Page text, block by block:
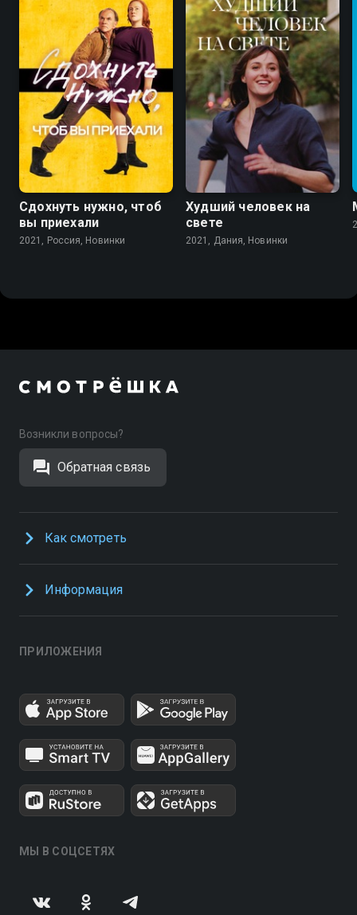
Сдохнуть нужно, чтоб
вы приехали
2021, Россия, Новинки
Худший человек на
свете
2021, Дания, Новинки
Возникли вопросы?
Обратная связь
Как смотреть
Информация
ПРИЛОЖЕНИЯ
МЫ В СОЦСЕТЯХ